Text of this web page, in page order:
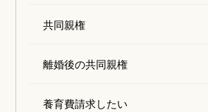
共同親権
離婚後の共同親権
養育費請求したい